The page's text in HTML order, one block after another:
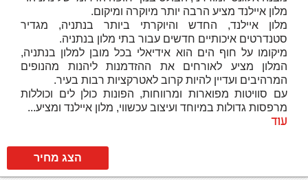
מלון איילנד מציע הרבה יותר מיוקרה ומיקום.
מלון איילנד, החדש והיוקרתי ביותר בנתניה, מגדיר
סטנדרטים איכותיים חדשים עבור בתי מלון בנתניה.
מיקומו על חוף הים הוא אידיאלי בכל מובן למלון בנתניה,
המלון מציע לאורחים את ההזדמנות ליהנות מהנופים
המרהיבים ועדיין להיות קרוב לאטרקציות רבות בעיר.
עם סוויטות מפוארות ומרווחות, הפונות כולן לים וכוללות
מרפסות גדולות במיוחד ועיצוב עכשווי, מלון איילנד ומציע...
עוד
הצג מחיר